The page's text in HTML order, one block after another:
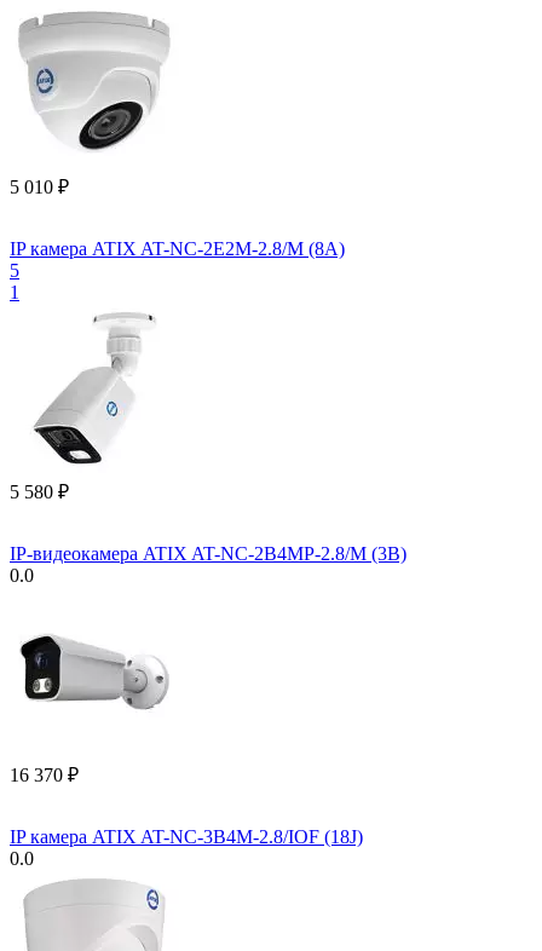
5 010 ₽
IP камера ATIX AT-NC-2E2M-2.8/M (8A)
5
1
5 580 ₽
IP-видеокамера ATIX AT-NC-2B4MP-2.8/M (3B)
0.0
16 370 ₽
IP камера ATIX AT-NC-3B4M-2.8/IOF (18J)
0.0